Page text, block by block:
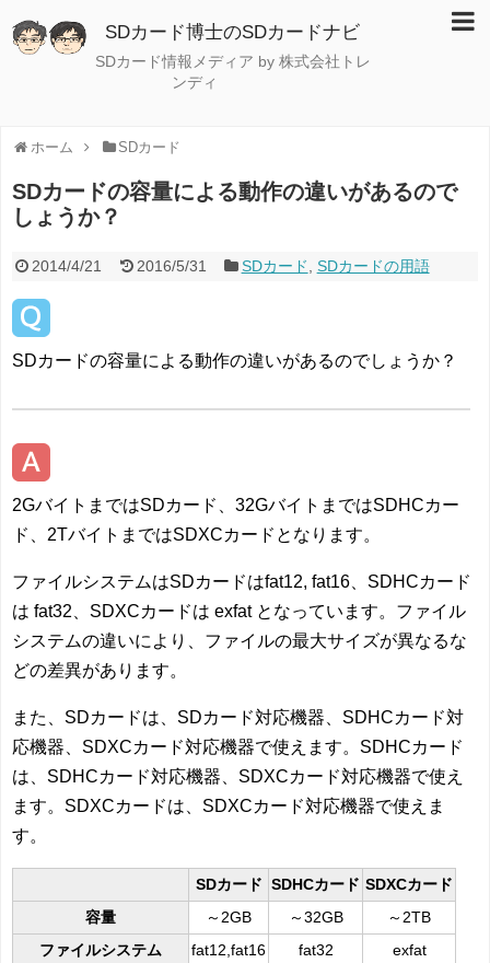
SDカード博士のSDカードナビ
SDカード情報メディア by 株式会社トレ
ンディ
ホーム SDカード
SDカードの容量による動作の違いがあるので
しょうか？
2014/4/21 2016/5/31 SDカード SDカードの用語
SDカードの容量による動作の違いがあるのでしょうか？
2GバイトまではSDカード、32GバイトまではSDHCカー
ド、2TバイトまではSDXCカードとなります。
ファイルシステムはSDカードはfat12, fat16、SDHCカード
は fat32、SDXCカードは exfat となっています。ファイル
システムの違いにより、ファイルの最大サイズが異なるな
どの差異があります。
また、SDカードは、SDカード対応機器、SDHCカード対
応機器、SDXCカード対応機器で使えます。SDHCカード
は、SDHCカード対応機器、SDXCカード対応機器で使え
ます。SDXCカードは、SDXCカード対応機器で使えま
す。
SDカード SDHCカード SDXCカード
容量
～2GB ～32GB
～2TB
ファイルシステム
fat12,fat16 fat32 exfat